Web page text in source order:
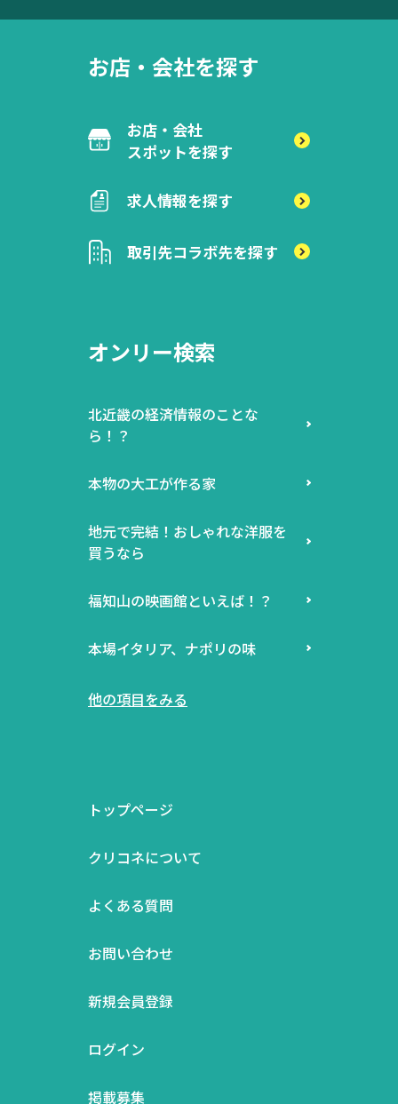
お店・会社を探す
お店・会社
スポットを探す
求人情報を探す
取引先コラボ先を探す
オンリー検索
北近畿の経済情報のことな
ら！？
本物の大工が作る家
地元で完結！おしゃれな洋服を
買うなら
福知山の映画館といえば！？
本場イタリア、ナポリの味
他の項目をみる
トップページ
クリコネについて
よくある質問
お問い合わせ
新規会員登録
ログイン
掲載募集